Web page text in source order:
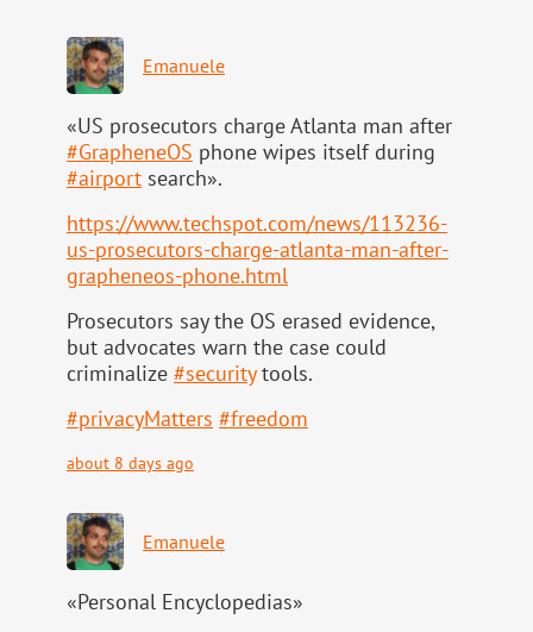
Emanuele
«US prosecutors charge Atlanta man after
#GrapheneOS phone wipes itself during
#airport search».
https://www.techspot.com/news/113236-
us-prosecutors-charge-atlanta-man-after-
grapheneos-phone.html
Prosecutors say the OS erased evidence,
but advocates warn the case could
criminalize #securitytools.
#privacyMatters #freedom
about 8 days ago
Emanuele
«Personal Encyclopedias»